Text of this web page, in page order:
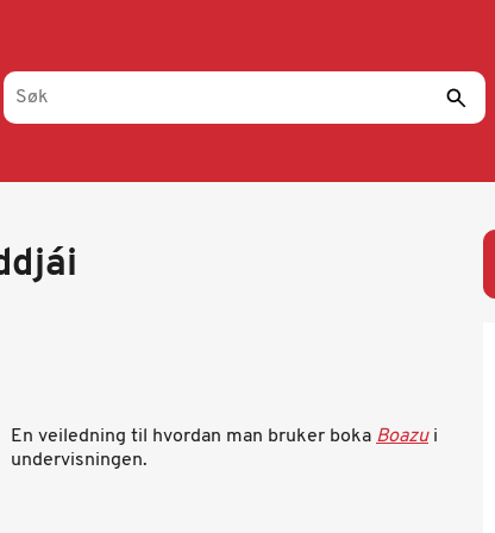
En veiledning til hvordan man bruker boka Boazui
undervisningen.